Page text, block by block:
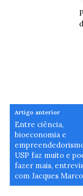
Artigo anterior
Entre ciência,
bioeconomia e
USP faz muito e
fazer mais,
com Jacques